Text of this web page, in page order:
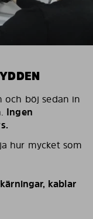
och böj sedan in
Ingen
hur mycket som
kablar